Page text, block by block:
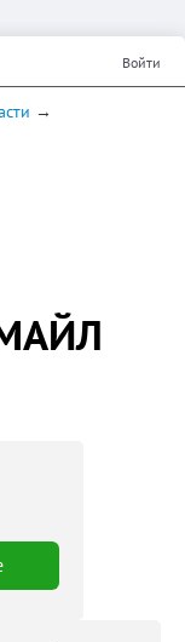
Войти